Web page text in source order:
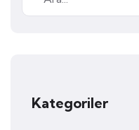
Kategoriler